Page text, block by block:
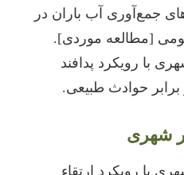
جمع‌آوری آب باران در
[مطالعه موردی].
با رویکرد پدافند
حوادث طبیعی.
با رویکرد ارتقاء